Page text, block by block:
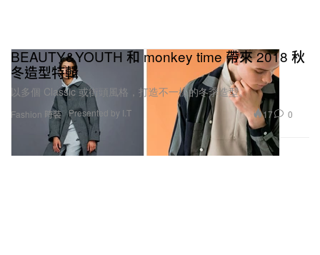
Fashion 時裝
BEAUTY&YOUTH 和 monkey time 帶來 2018 秋
冬造型特輯
以多個 Classic 或街頭風格，打造不一樣的冬季造型。
Presented by I.T 17 0